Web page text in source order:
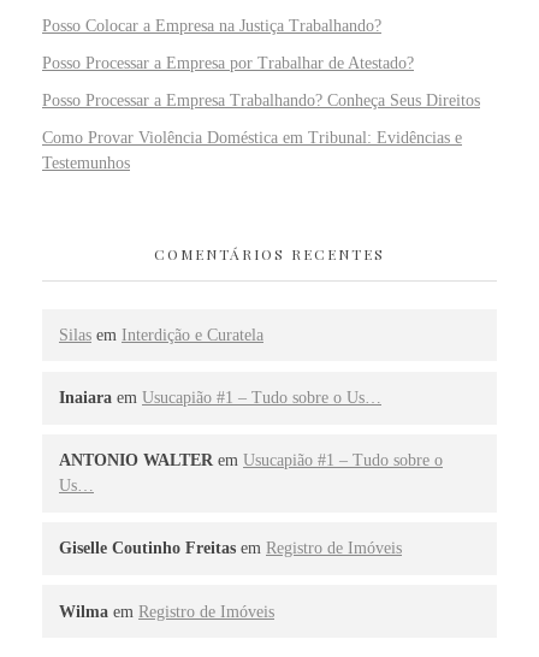
Posso Colocar a Empresa na Justiça Trabalhando?
Posso Processar a Empresa por Trabalhar de Atestado?
Posso Processar a Empresa Trabalhando? Conheça Seus Direitos
Como Provar Violência Doméstica em Tribunal: Evidências e
Testemunhos
COMENTÁRIOS RECENTES
Silas em Interdição e Curatela
Inaiara em Usucapião #1 – Tudo sobre o Us…
ANTONIO WALTER em Usucapião #1 – Tudo sobre o
Us…
Giselle Coutinho Freitas em Registro de Imóveis
Wilma em Registro de Imóveis